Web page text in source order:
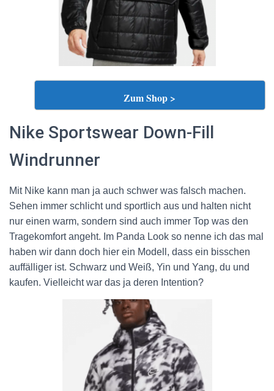
Zum Shop >
Nike Sportswear Down-Fill
Windrunner
Mit Nike kann man ja auch schwer was falsch machen.
Sehen immer schlicht und sportlich aus und halten nicht
nur einen warm, sondern sind auch immer Top was den
Tragekomfort angeht. Im Panda Look so nenne ich das mal
haben wir dann doch hier ein Modell, dass ein bisschen
auffälliger ist. Schwarz und Weiß, Yin und Yang, du und
kaufen. Vielleicht war das ja deren Intention?